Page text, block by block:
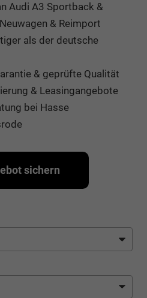
Audi A3 Sportback &
& Reimport
als der deutsche
& geprüfte Qualität
& Leasingangebote
bei Hasse
sichern